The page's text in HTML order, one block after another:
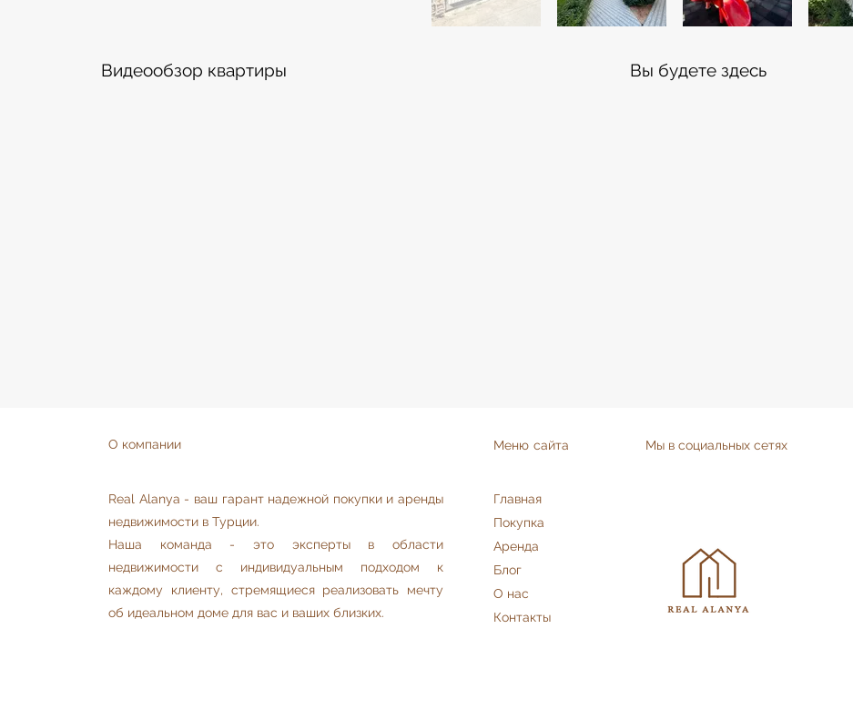
Видеообзор квартиры Вы будете здесь
О компании
Real Alanya - ваш гарант надежной покупки и аренды
недвижимости в Турции.
Наша команда - это эксперты в области
недвижимости с индивидуальным подходом к
каждому клиенту, стремящиеся реализовать мечту
об идеальном доме для вас и ваших близких.
Меню сайта
Главная
Покупка
Аренда
Блог
О нас
Контакты
Мы в социальных сетях